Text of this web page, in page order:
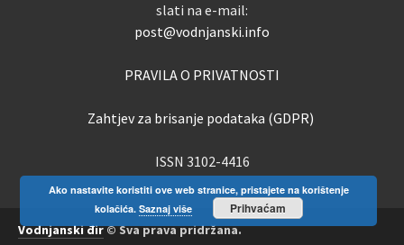
slati na e-mail:
post@vodnjanski.info
PRAVILA O PRIVATNOSTI
Zahtjev za brisanje podataka (GDPR)
ISSN 3102-4416
Vodnjanski đir© Sva prava pridržana.
Ako nastavite koristiti ove web stranice, pristajete na korištenje
kolačića. Saznaj više Prihvaćam